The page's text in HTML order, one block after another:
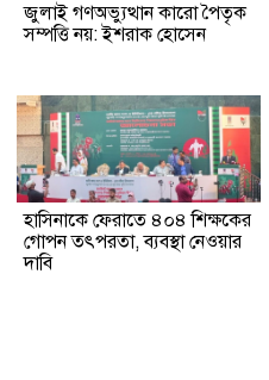
জুলাই গণঅভ্যুত্থান কারো পৈতৃক
সম্পত্তি নয়: ইশরাক হোসেন
হাসিনাকে ফেরাতে ৪০৪ শিক্ষকের
গোপন তৎপরতা, ব্যবস্থা নেওয়ার
দাবি